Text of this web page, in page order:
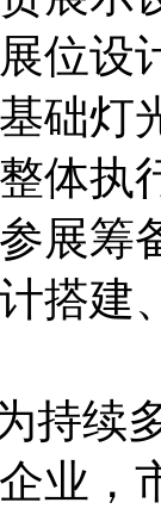
位设
础灯
体执
展筹
搭建
持续
业，